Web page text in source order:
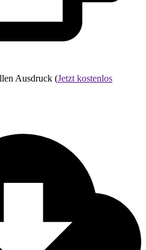
Ausdruck (Jetzt kostenlos